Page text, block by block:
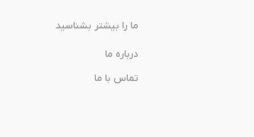
ما را بیشتر بشناسید
درباره‌ ما
تماس با ما